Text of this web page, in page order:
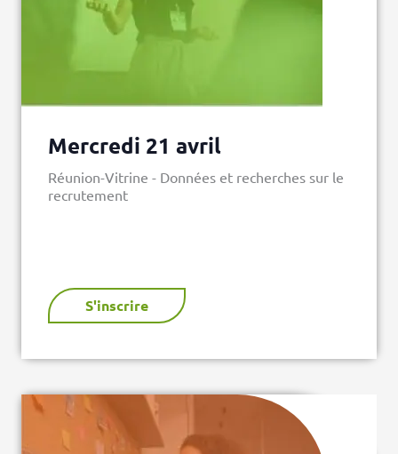
Mercredi 21 avril
Réunion-Vitrine - Données et recherches sur le
recrutement
S'inscrire